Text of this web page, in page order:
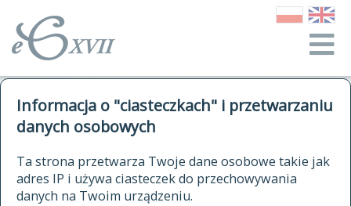
Informacja o "ciasteczkach" i przetwarzaniu
danych osobowych
Ta strona przetwarza Twoje dane osobowe takie jak
adres IP i używa ciasteczek do przechowywania
danych na Twoim urządzeniu.
autorzy Słownika
historia
publikacje
źródła
kwerendy
jak cytować Słownik
ELEKTRONICZNY SŁOWNIK
JĘZYKA POLSKIEGO